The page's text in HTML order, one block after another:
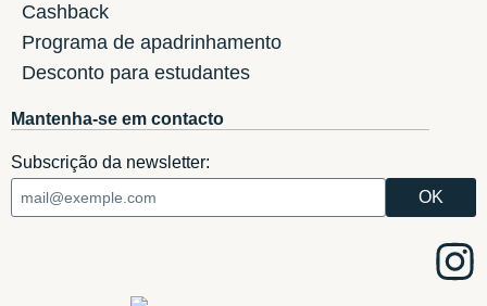
Cashback
Programa de apadrinhamento
Desconto para estudantes
Mantenha-se em contacto
Subscrição da newsletter: